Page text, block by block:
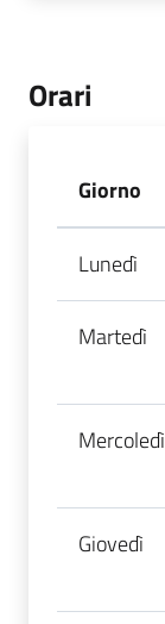
Orari
Giorno
Lunedì
Martedì
Mercoledì
Giovedì